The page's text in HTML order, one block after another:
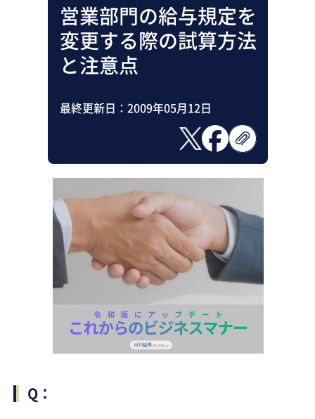
営業部門の給与規定を
変更する際の試算方法
と注意点
最終更新日： 2009年05月12日
Q：